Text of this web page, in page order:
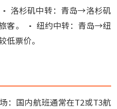
• 洛杉矶中转：青岛→洛杉矶
旅客。 • 纽约中转：青岛→纽
票价。
：国内航班通常在T2或T3航